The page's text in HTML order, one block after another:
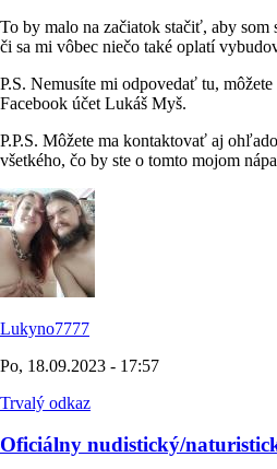
To by malo na začiatok stačiť, aby
či sa mi vôbec niečo také oplatí
P.S. Nemusíte mi odpovedať tu,
Facebook účet Lukáš Myš.
P.P.S. Môžete ma kontaktovať aj
všetkého, čo by ste o tomto mojom
Lukyno7777
Po, 18.09.2023 - 17:57
Trvalý odkaz
Oficiálny nudistický/